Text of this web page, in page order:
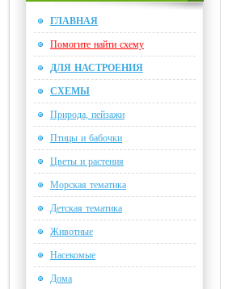
ГЛАВНАЯ
Помогите найти схему
ДЛЯ НАСТРОЕНИЯ
СХЕМЫ
Природа, пейзажи
Птицы и бабочки
Цветы и растения
Морская тематика
Детская тематика
Животные
Насекомые
Дома